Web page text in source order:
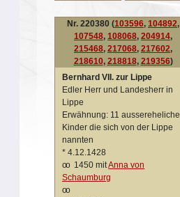
Nr. 220380 (103596, 104892,
107548, 108068, 204914,
215468, 217068, 217602,
218610, 218818, 219356)
Bernhard VII. zur Lippe
Edler Herr und Landesherr in
Lippe
Erwähnung: 11 aussereheliche
Kinder die sich von der Lippe
nannten
* 4.12.1428
oo
1450 mitAnna von
Schaumburg
oo